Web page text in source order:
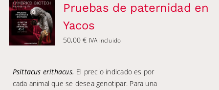
Pruebas de paternidad en
Yacos
50,00€ IVA incluido
Psittacus erithacus. El precio indicado es por
cada animal que se desea genotipar. Para una